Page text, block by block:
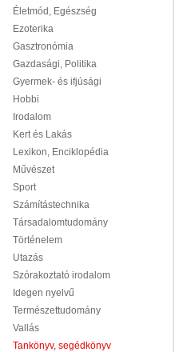
Életmód, Egészség
Ezoterika
Gasztronómia
Gazdasági, Politika
Gyermek- és ifjúsági
Hobbi
Irodalom
Kert és Lakás
Lexikon, Enciklopédia
Művészet
Sport
Számítástechnika
Társadalomtudomány
Történelem
Utazás
Szórakoztató irodalom
Idegen nyelvű
Természettudomány
Vallás
Tankönyv, segédkönyv